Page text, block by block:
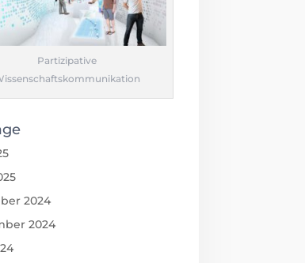
Partizipative
2024
2024